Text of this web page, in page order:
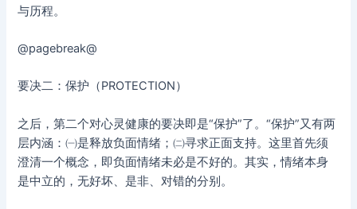
与历程。
@pagebreak@
要决二：保护（PROTECTION）
之后，第二个对心灵健康的要决即是“保护”了。“保护”又有两
层内涵：㈠是释放负面情绪；㈡寻求正面支持。这里首先须
澄清一个概念，即负面情绪未必是不好的。其实，情绪本身
是中立的，无好坏、是非、对错的分别。